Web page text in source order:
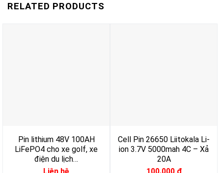
RELATED PRODUCTS
Pin lithium 48V 100AH
LiFePO4 cho xe golf, xe
điện du lịch…
Liên hệ
Cell Pin 26650 Liitokala Li-
ion 3.7V 5000mah 4C – Xả
20A
100.000 ₫